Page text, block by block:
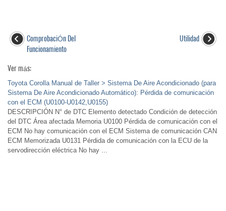
ComprobaciÓn Del
Funcionamiento
Utilidad
Ver más:
Toyota Corolla Manual de Taller > Sistema De Aire Acondicionado (para
Sistema De Aire Acondicionado Automático): Pérdida de comunicación
con el ECM (U0100-U0142,U0155)
DESCRIPCIÓN N° de DTC Elemento detectado Condición de detección
del DTC Área afectada Memoria U0100 Pérdida de comunicación con el
ECM No hay comunicación con el ECM Sistema de comunicación CAN
ECM Memorizada U0131 Pérdida de comunicación con la ECU de la
servodirección eléctrica No hay ...